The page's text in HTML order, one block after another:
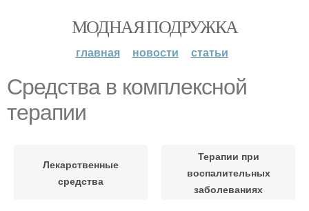
МОДНАЯ ПОДРУЖКА
главная новости статьи
Средства в комплексной
терапии
Лекарственные
средства
Терапии при
воспалительных
заболеваниях